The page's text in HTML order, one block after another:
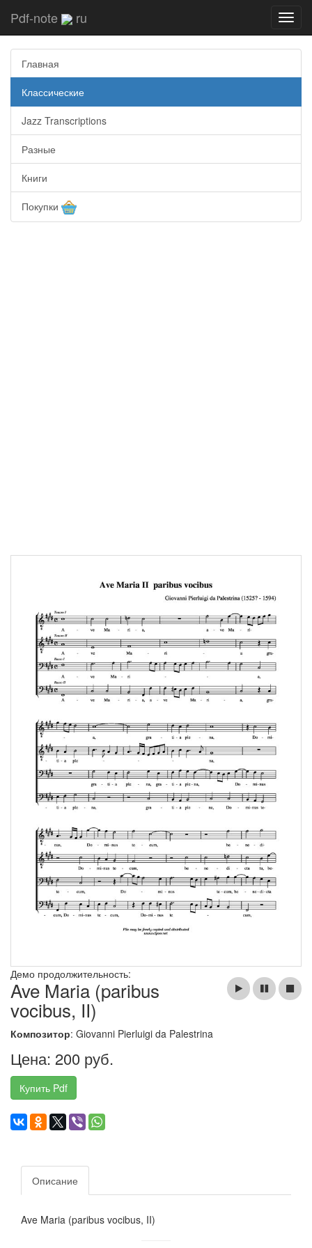
Pdf-note ru
Главная
Классические
Jazz Transcriptions
Разные
Книги
Покупки
Демо продолжительность:
Ave Maria (paribus
vocibus, II)
Композитор: Giovanni Pierluigi da Palestrina
Цена: 200 руб.
Купить Pdf
Описание
Ave Maria (paribus vocibus, II)